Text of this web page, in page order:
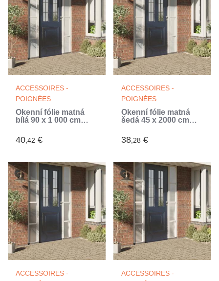
ACCESSOIRES -
POIGNÉES
Okenní fólie matná
bílá 90 x 1 000 cm
40,42 €
ACCESSOIRES -
POIGNÉES
Okenní fólie matná
šedá 45 x 2000 cm
38,28 €
ACCESSOIRES -
ACCESSOIRES -